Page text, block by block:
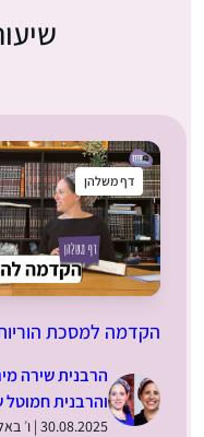
דף משלהן
הקדמה למסכת
הרבנית שירה
והרבנית חמוטל
30.08.2025 | ו׳ באלול תשפ״ה